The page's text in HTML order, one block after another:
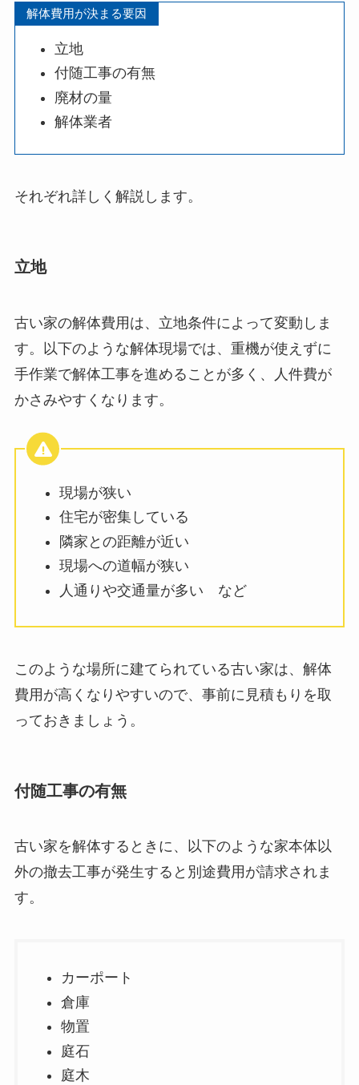
解体費用が決まる要因
立地
付随工事の有無
廃材の量
解体業者
それぞれ詳しく解説します。
立地
古い家の解体費用は、立地条件によって変動しま
す。以下のような解体現場では、重機が使えずに
手作業で解体工事を進めることが多く、人件費が
かさみやすくなります。
現場が狭い
住宅が密集している
隣家との距離が近い
現場への道幅が狭い
人通りや交通量が多い など
このような場所に建てられている古い家は、解体
費用が高くなりやすいので、事前に見積もりを取
っておきましょう。
付随工事の有無
古い家を解体するときに、以下のような家本体以
外の撤去工事が発生すると別途費用が請求されま
す。
カーポート
倉庫
物置
庭石
庭木